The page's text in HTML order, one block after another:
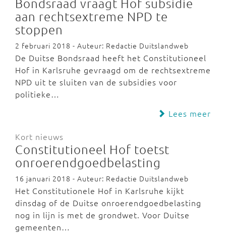
Bondsraad vraagt Hof subsidie
aan rechtsextreme NPD te
stoppen
2 februari 2018 - Auteur: Redactie Duitslandweb
De Duitse Bondsraad heeft het Constitutioneel
Hof in Karlsruhe gevraagd om de rechtsextreme
NPD uit te sluiten van de subsidies voor
politieke…
Lees meer
Kort nieuws
Constitutioneel Hof toetst
onroerendgoedbelasting
16 januari 2018 - Auteur: Redactie Duitslandweb
Het Constitutionele Hof in Karlsruhe kijkt
dinsdag of de Duitse onroerendgoedbelasting
nog in lijn is met de grondwet. Voor Duitse
gemeenten…